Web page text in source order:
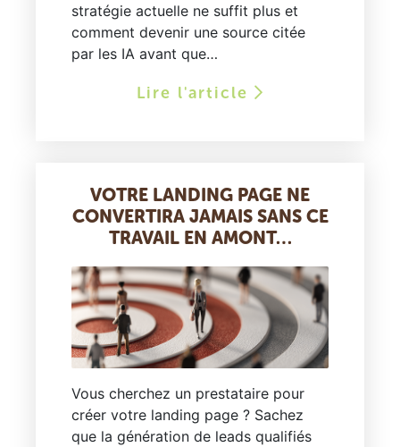
stratégie actuelle ne suffit plus et
comment devenir une source citée
par les IA avant que…
Lire l'article
VOTRE LANDING PAGE NE
CONVERTIRA JAMAIS SANS CE
TRAVAIL EN AMONT…
Vous cherchez un prestataire pour
créer votre landing page ? Sachez
que la génération de leads qualifiés